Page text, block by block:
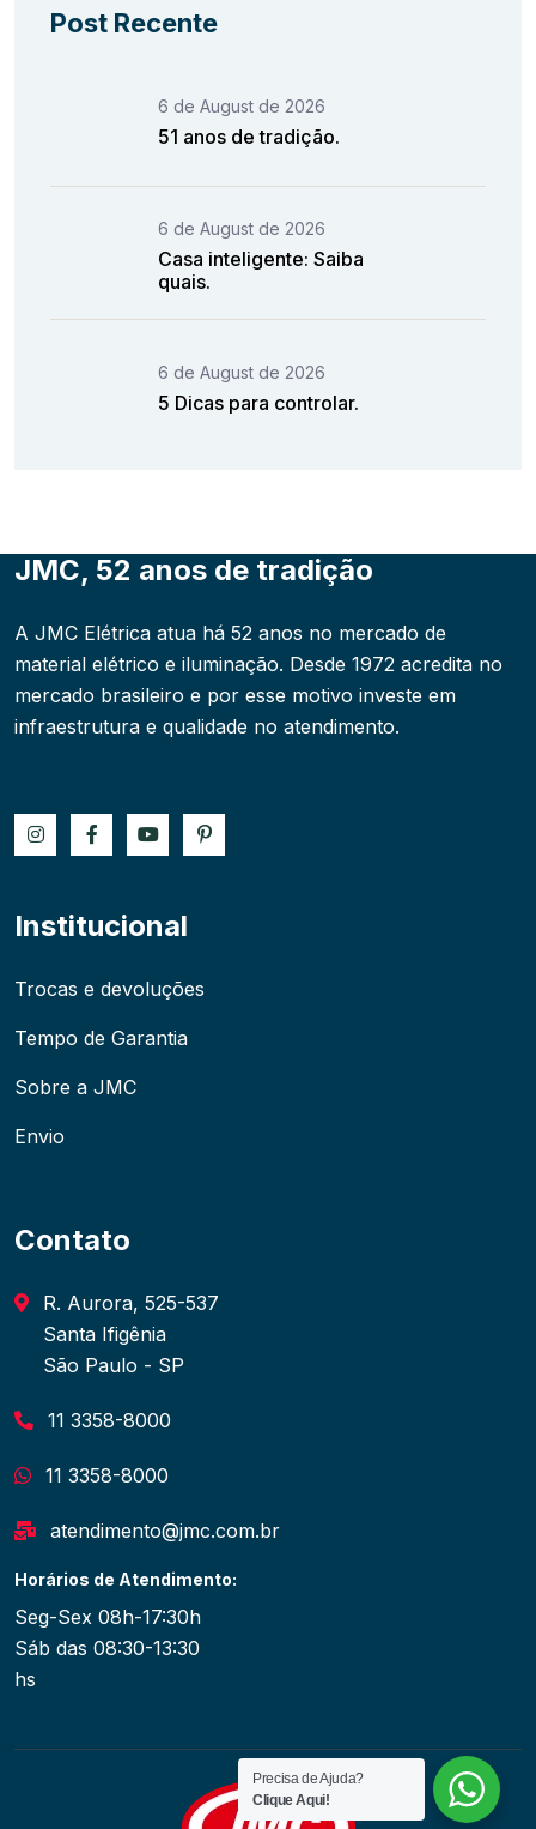
Post Recente
6 de August de 2026
51 anos de tradição.
6 de August de 2026
Casa inteligente: Saiba
quais.
6 de August de 2026
5 Dicas para controlar.
JMC, 52 anos de tradição
A JMC Elétrica atua há 52 anos no mercado de
material elétrico e iluminação. Desde 1972 acredita no
mercado brasileiro e por esse motivo investe em
infraestrutura e qualidade no atendimento.
Institucional
Trocas e devoluções
Tempo de Garantia
Sobre a JMC
Envio
Contato
R. Aurora, 525-537
Santa Ifigênia
São Paulo - SP
11 3358-8000
11 3358-8000
atendimento@jmc.com.br
Horários de Atendimento:
Seg-Sex 08h-17:30h
Sáb das 08:30-13:30
hs
Precisa de Ajuda?
Clique Aqui!